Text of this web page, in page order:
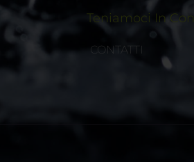
Teniamoci In
CONTATTI